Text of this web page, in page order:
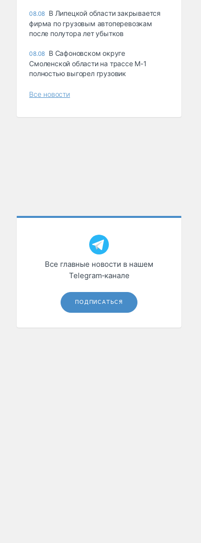
08.08 В Липецкой области закрывается
фирма по грузовым автоперевозкам
после полутора лет убытков
08.08 В Сафоновском округе
Смоленской области на трассе М-1
полностью выгорел грузовик
Все новости
Все главные новости в нашем
Telegram‑канале
ПОДПИСАТЬСЯ